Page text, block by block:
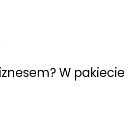
W pakiecie